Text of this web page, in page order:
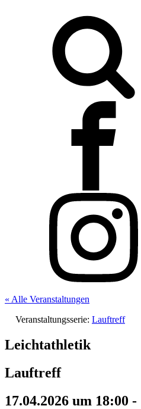
« Alle Veranstaltungen
Veranstaltungsserie: Lauftreff
Leichtathletik
Lauftreff
17.04.2026 um 18:00 -